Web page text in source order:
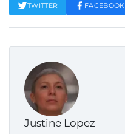
TWITTER FACEBOOK
Justine Lopez